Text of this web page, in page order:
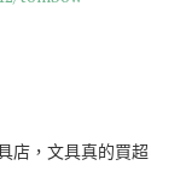
店，文具真的買超